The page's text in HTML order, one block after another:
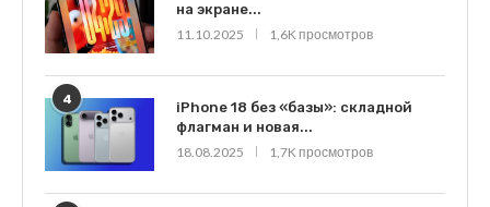
на экране...
11.10.2025
1,6K просмотров
4
iPhone 18 без «базы»: складной
флагман и новая...
18.08.2025
1,7K просмотров